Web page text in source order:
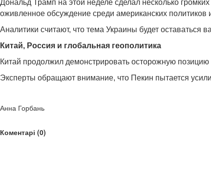
Дональд Трамп на этой неделе сделал несколько
оживленное обсуждение среди американских политиков
Аналитики считают, что тема Украины будет
Китай, Россия и глобальная геополитика
Китай продолжил демонстрировать осторожную
Эксперты обращают внимание, что Пекин пытается
Анна Горбань
Коментарі (0)